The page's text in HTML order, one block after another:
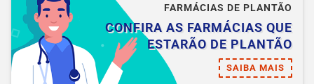
FARMÁCIAS DE PLANTÃO
CONFIRA AS FARMÁCIAS QUE
ESTARÃO DE PLANTÃO
SAIBA MAIS